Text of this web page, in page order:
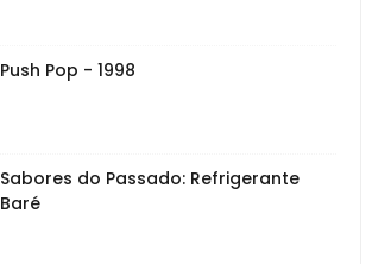
Push Pop - 1998
Sabores do Passado: Refrigerante
Baré